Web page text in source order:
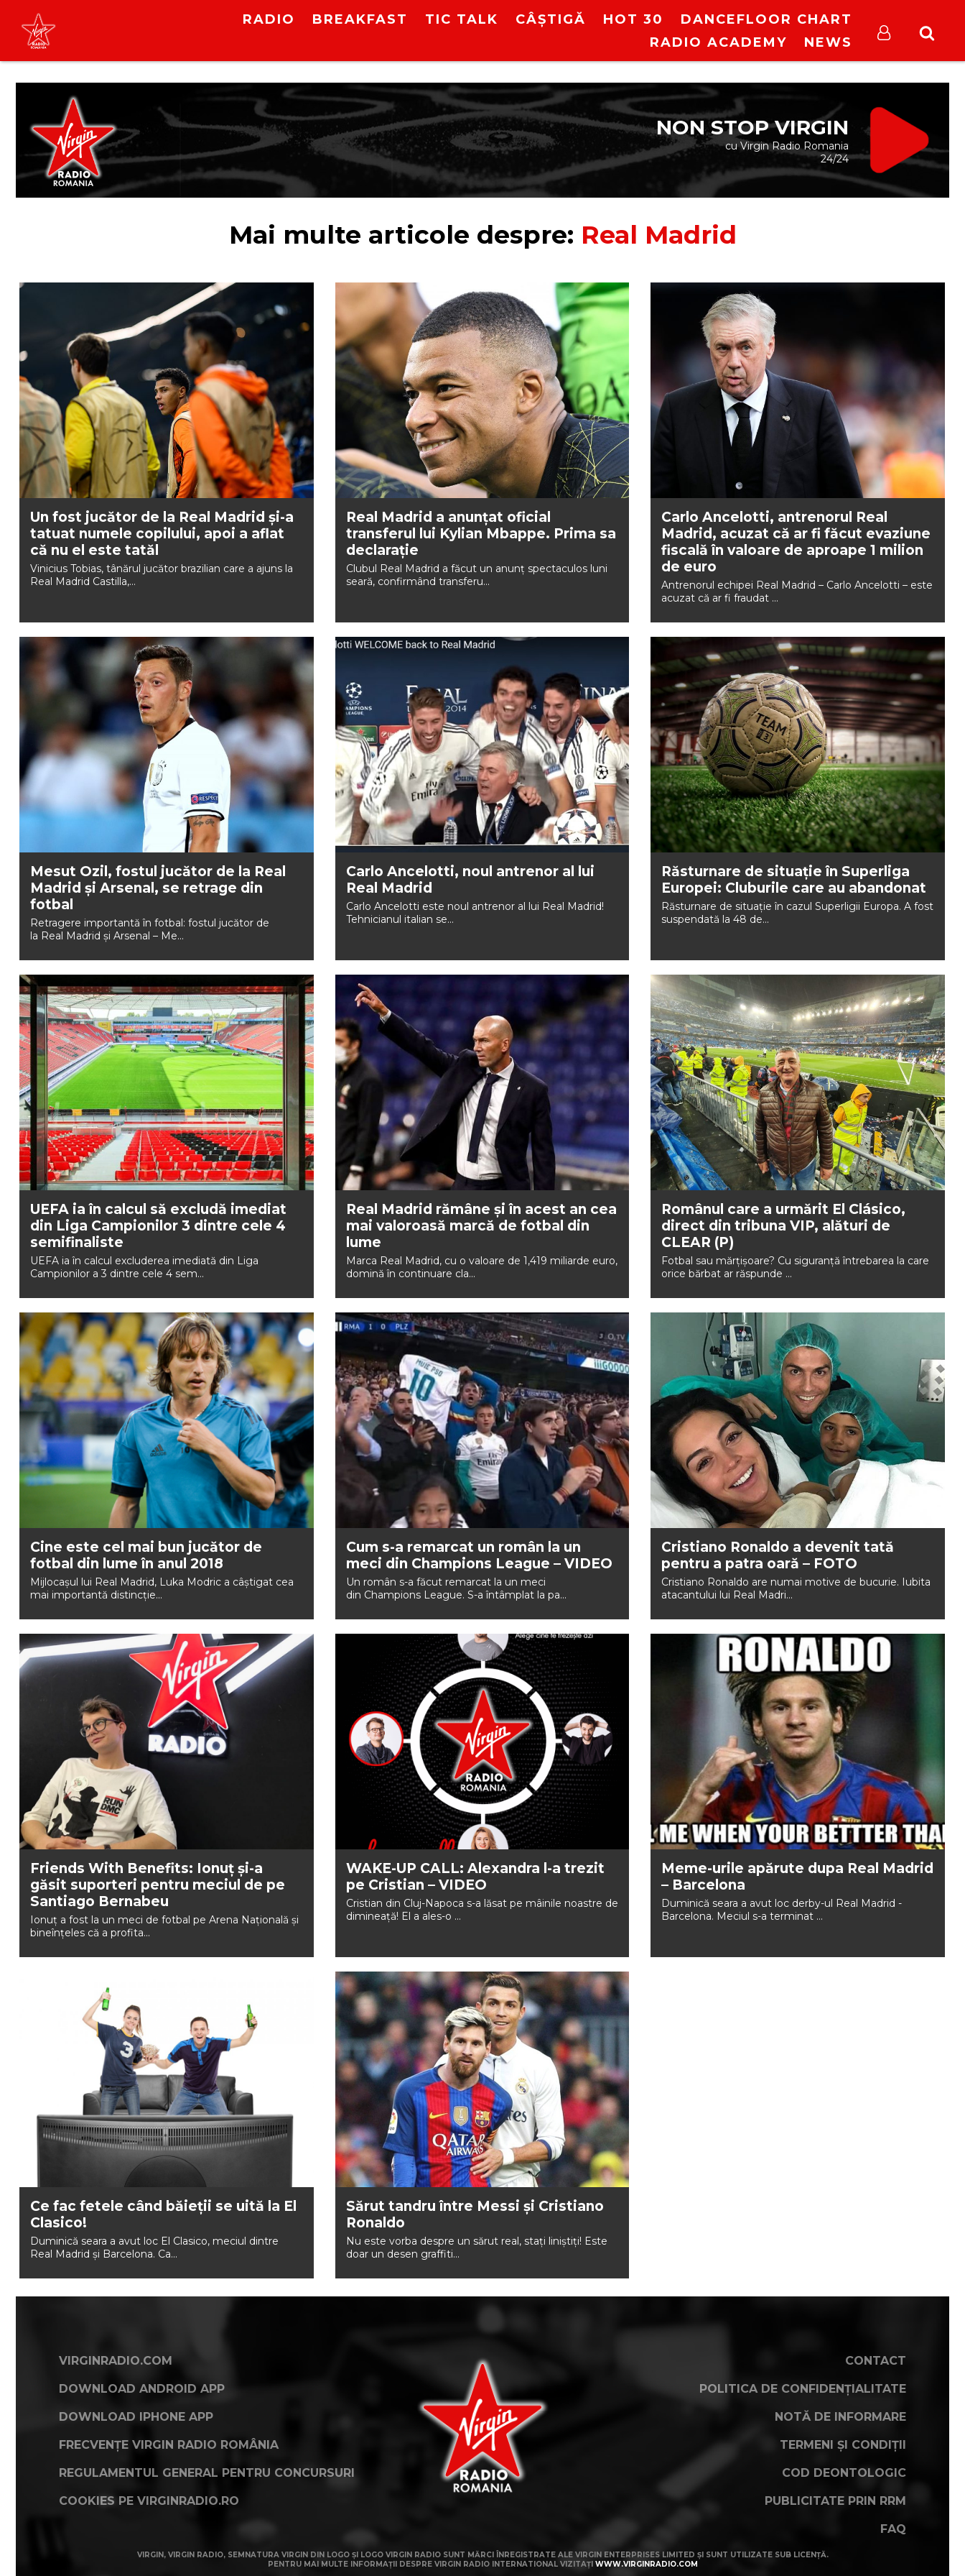
RADIO BREAKFAST TIC TALK CÂȘTIGĂ HOT 30
DANCEFLOOR CHART
RADIO ACADEMY
NEWS
NON STOP VIRGIN
cu Virgin Radio Romania
24/24
Mai multe articole despre: Real Madrid
Un fost jucător de la Real Madrid și-a
tatuat numele copilului, apoi a aflat
că nu el este tatăl
Vinicius Tobias, tânărul jucător brazilian care a ajuns la
Real Madrid Castilla,...
Real Madrid a anunţat oficial
transferul lui Kylian Mbappe. Prima sa
declarație
Clubul Real Madrid a făcut un anunț spectaculos luni
seară, confirmând transferu...
Carlo Ancelotti, antrenorul Real
Madrid, acuzat că ar fi făcut evaziune
fiscală în valoare de aproape 1 milion
de euro
Antrenorul echipei Real Madrid – Carlo Ancelotti – este
acuzat că ar fi fraudat ...
Mesut Ozil, fostul jucător de la Real
Madrid și Arsenal, se retrage din
fotbal
Retragere importantă în fotbal: fostul jucător de
la Real Madrid și Arsenal – Me...
Carlo Ancelotti, noul antrenor al lui
Real Madrid
Carlo Ancelotti este noul antrenor al lui Real Madrid!
Tehnicianul italian se...
Răsturnare de situație în Superliga
Europei: Cluburile care au abandonat
Răsturnare de situație în cazul Superligii Europa. A fost
suspendată la 48 de...
UEFA ia în calcul să excludă imediat
din Liga Campionilor 3 dintre cele 4
semifinaliste
UEFA ia în calcul excluderea imediată din Liga
Campionilor a 3 dintre cele 4 sem...
Real Madrid rămâne și în acest an cea
mai valoroasă marcă de fotbal din
lume
Marca Real Madrid, cu o valoare de 1,419 miliarde euro,
domină în continuare cla...
Românul care a urmărit El Clásico,
direct din tribuna VIP, alături de
CLEAR (P)
Fotbal sau mărțișoare? Cu siguranță întrebarea la care
orice bărbat ar răspunde ...
Cine este cel mai bun jucător de
fotbal din lume în anul 2018
Mijlocașul lui Real Madrid, Luka Modric a câștigat cea
mai importantă distincție...
Cum s-a remarcat un român la un
meci din Champions League – VIDEO
Un român s-a făcut remarcat la un meci
din Champions League. S-a întâmplat la pa...
Cristiano Ronaldo a devenit tată
pentru a patra oară – FOTO
Cristiano Ronaldo are numai motive de bucurie. Iubita
atacantului lui Real Madri...
Friends With Benefits: Ionuț și-a
găsit suporteri pentru meciul de pe
Santiago Bernabeu
Ionuț a fost la un meci de fotbal pe Arena Națională și
bineînțeles că a profita...
WAKE-UP CALL: Alexandra l-a trezit
pe Cristian – VIDEO
Cristian din Cluj-Napoca s-a lăsat pe mâinile noastre de
dimineață! El a ales-o ...
Meme-urile apărute dupa Real Madrid
– Barcelona
Duminică seara a avut loc derby-ul Real Madrid -
Barcelona. Meciul s-a terminat ...
Ce fac fetele când băieții se uită la El
Clasico!
Duminică seara a avut loc El Clasico, meciul dintre
Real Madrid și Barcelona. Ca...
Sărut tandru între Messi și Cristiano
Ronaldo
Nu este vorba despre un sărut real, stați liniștiți! Este
doar un desen graffiti...
VIRGINRADIO.COM
DOWNLOAD ANDROID APP
DOWNLOAD IPHONE APP
FRECVENȚE VIRGIN RADIO ROMÂNIA
REGULAMENTUL GENERAL PENTRU CONCURSURI
COOKIES PE VIRGINRADIO.RO
CONTACT
POLITICA DE CONFIDENȚIALITATE
NOTĂ DE INFORMARE
TERMENI ȘI CONDIȚII
COD DEONTOLOGIC
PUBLICITATE PRIN RRM
FAQ
VIRGIN, VIRGIN RADIO, SEMNATURA VIRGIN DIN LOGO ȘI LOGO VIRGIN RADIO SUNT MĂRCI ÎNREGISTRATE ALE VIRGIN ENTERPRISES LIMITED ȘI SUNT UTILIZATE SUB LICENȚĂ.
PENTRU MAI MULTE INFORMAȚII DESPRE VIRGIN RADIO INTERNATIONAL VIZITAȚI WWW.VIRGINRADIO.COM